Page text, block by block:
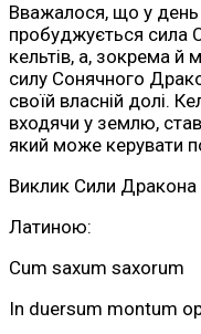
Вважалося, що у день
пробуджується сила
кельтів, а, зокрема й
силу Сонячного
своїй власній долі.
входячи у землю,
який може керувати
Виклик Сили Дракона
Латиною:
Cum saxum saxorum
In duersum montum